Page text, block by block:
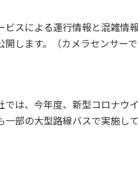
ビスによる運行情報と混雑情
開します。（カメラセンサー
では、今年度、新型コロナウ
一部の大型路線バスで実施して